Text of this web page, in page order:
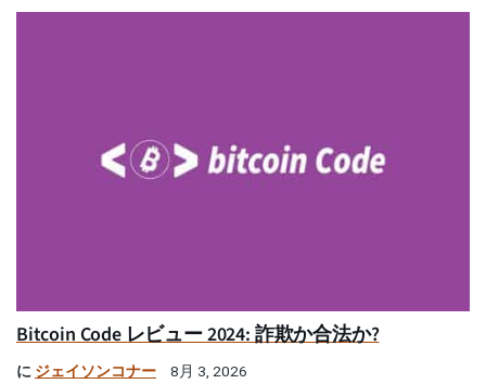
Bitcoin Code レビュー 2024: 詐欺か合法か?
に ジェイソンコナー 8月 3, 2026